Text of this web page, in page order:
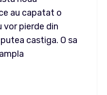
au capatat o
pierde din
castiga. O sa